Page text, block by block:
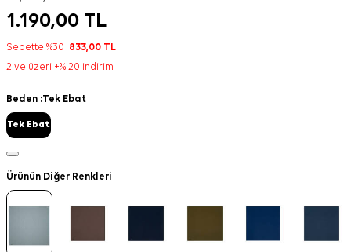
1.190,00 TL
Sepette %30 833,00 TL
2 ve üzeri +% 20 indirim
Beden :Tek Ebat
Tek Ebat
Ürünün Diğer Renkleri